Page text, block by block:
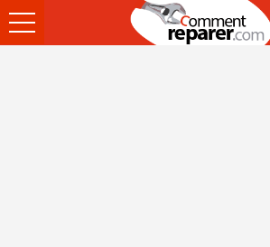
Ouvrir
le